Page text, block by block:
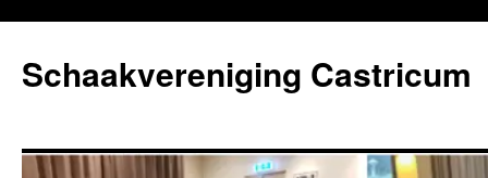
de
inhoud
Schaakvereniging Castricum